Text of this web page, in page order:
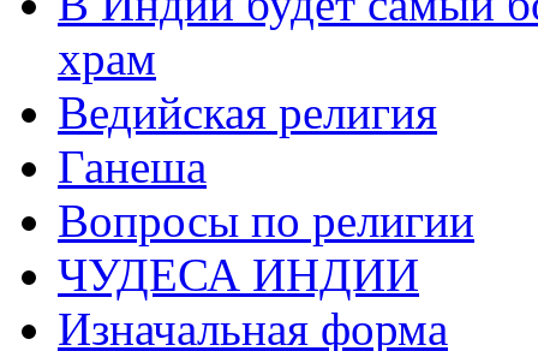
храм
Ведийская религия
Ганеша
Вопросы по религии
ЧУДЕСА ИНДИИ
Изначальная форма